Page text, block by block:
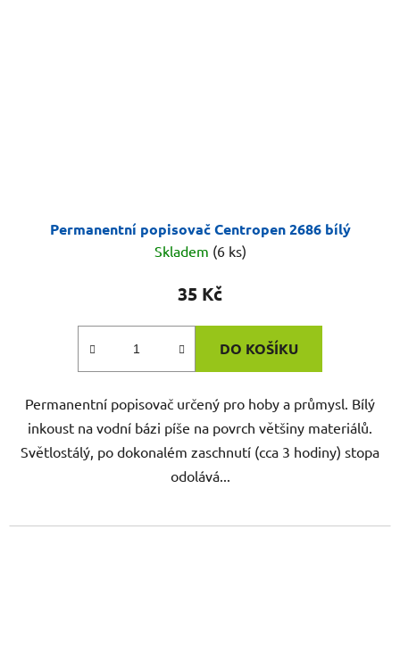
Permanentní popisovač Centropen 2686 bílý
Skladem (6 ks)
35 Kč
DO KOŠÍKU
Permanentní popisovač určený pro hoby a průmysl. Bílý
inkoust na vodní bázi píše na povrch většiny materiálů.
Světlostálý, po dokonalém zaschnutí (cca 3 hodiny) stopa
odolává...